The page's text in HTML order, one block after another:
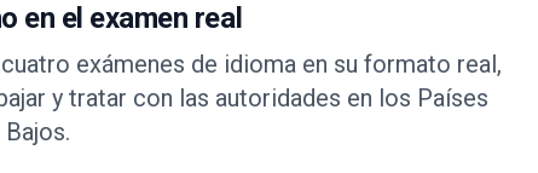
en el examen real
exámenes de idioma en su formato real,
y tratar con las autoridades en los Países
Bajos.